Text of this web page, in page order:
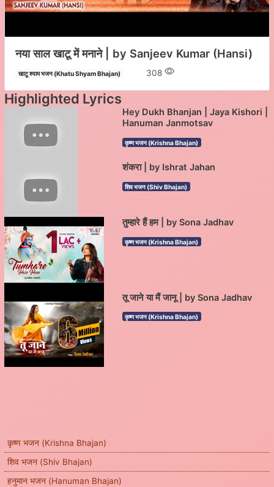
कृष्ण भजन (Krishna Bhajan)
शिव भजन (Shiv Bhajan)
हनुमान भजन (Hanuman Bhajan)
नया साल खाटू में मनाने | by Sanjeev Kumar (Hansi)
खाटू श्याम भजन (Khatu Shyam Bhajan) 308
Highlighted Lyrics
Hey Dukh Bhanjan | Jaya Kishori |
Hanuman Janmotsav
कृष्ण भजन (Krishna Bhajan)
शंकरा | by Ishrat Jahan
शिव भजन (Shiv Bhajan)
तुम्हारे हैं हम | by Sona Jadhav
कृष्ण भजन (Krishna Bhajan)
तू जाने या मैं जानू | by Sona Jadhav
कृष्ण भजन (Krishna Bhajan)